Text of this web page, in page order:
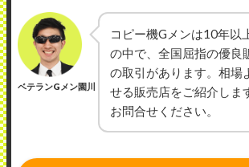
ベテランGメン園川
コピー機Gメンは10年以
の中で、全国屈指の優良
の取引があります。相場
せる販売店をご紹介しま
お問合せください。